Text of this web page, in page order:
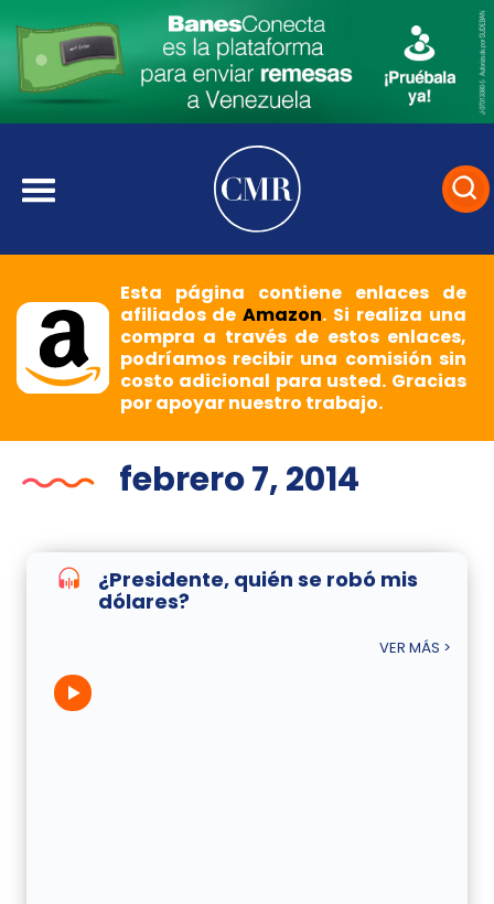
Esta página contiene enlaces de
afiliados deAmazon. Si realiza una
compra a través de estos enlaces,
podríamos recibir una comisión sin
costo adicional para usted. Gracias
por apoyar nuestro trabajo.
febrero 7, 2014
¿Presidente, quién se robó mis
dólares?
VER MÁS >